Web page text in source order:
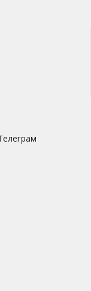
елеграм